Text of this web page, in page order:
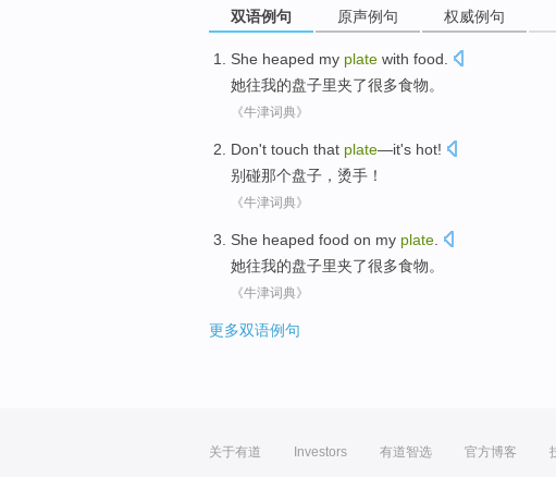
双语例句 原声例句 权威例句
She heaped my plate with food.
她往我的盘子里夹了很多食物。
《牛津词典》
Don't touch that plate—it's hot!
别碰那个盘子 ，烫手！
《牛津词典》
She heaped food on my plate
她往我的盘子里夹了很多食物。
《牛津词典》
更多双语例句
关于有道 Investors 有道智选 官方博客